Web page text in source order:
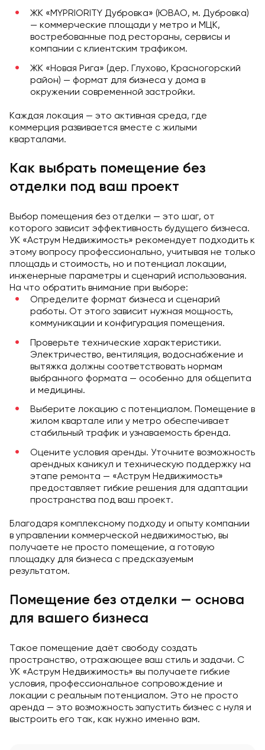
ЖК «MYPRIORITY Дубровка» (ЮВАО, м. Дубровка)
— коммерческие площади у метро и МЦК,
востребованные под рестораны, сервисы и
компании с клиентским трафиком.
ЖК «Новая Рига» (дер. Глухово, Красногорский
район) — формат для бизнеса у дома в
окружении современной застройки.
Каждая локация — это активная среда, где
коммерция развивается вместе с жилыми
кварталами.
Как выбрать помещение без
отделки под ваш проект
Выбор помещения без отделки — это шаг, от
которого зависит эффективность будущего бизнеса.
УК «Аструм Недвижимость» рекомендует подходить к
этому вопросу профессионально, учитывая не только
площадь и стоимость, но и потенциал локации,
инженерные параметры и сценарий использования.
На что обратить внимание при выборе:
Определите формат бизнеса и сценарий
работы. От этого зависит нужная мощность,
коммуникации и конфигурация помещения.
Проверьте технические характеристики.
Электричество, вентиляция, водоснабжение и
вытяжка должны соответствовать нормам
выбранного формата — особенно для общепита
и медицины.
Выберите локацию с потенциалом. Помещение в
жилом квартале или у метро обеспечивает
стабильный трафик и узнаваемость бренда.
Оцените условия аренды. Уточните возможность
арендных каникул и техническую поддержку на
этапе ремонта — «Аструм Недвижимость»
предоставляет гибкие решения для адаптации
пространства под ваш проект.
Благодаря комплексному подходу и опыту компании
в управлении коммерческой недвижимостью, вы
получаете не просто помещение, а готовую
площадку для бизнеса с предсказуемым
результатом.
Помещение без отделки — основа
для вашего бизнеса
Такое помещение даёт свободу создать
пространство, отражающее ваш стиль и задачи. С
УК «Аструм Недвижимость» вы получаете гибкие
условия, профессиональное сопровождение и
локации с реальным потенциалом. Это не просто
аренда — это возможность запустить бизнес с нуля и
выстроить его так, как нужно именно вам.